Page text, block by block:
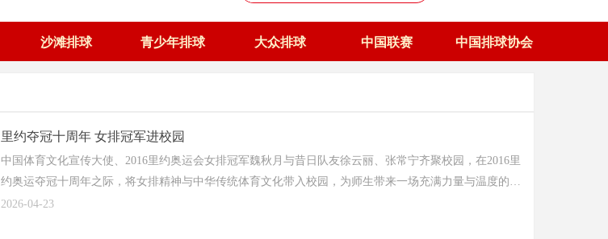
沙滩排球 青少年排球 大众排球 中国联赛 中国排球协会
里约夺冠十周年 女排冠军进校园
中国体育文化宣传大使、2016里约奥运会女排冠军魏秋月与昔日队友徐云丽、张常宁齐聚校园，在2016里
约奥运夺冠十周年之际，将女排精神与中华传统体育文化带入校园，为师生带来一场充满力量与温度的体
育文化盛宴。
2026-04-23